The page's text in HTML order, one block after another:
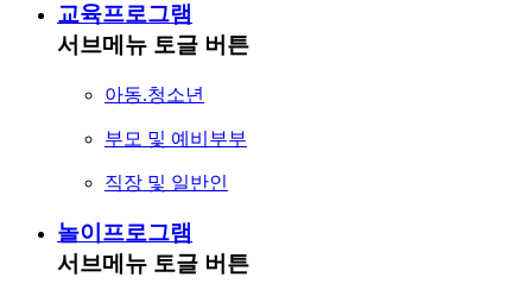
교육프로그램
서브메뉴 토글 버튼
아동.청소년
부모 및 예비부부
직장 및 일반인
놀이프로그램
서브메뉴 토글 버튼